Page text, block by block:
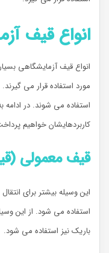
انواع قیف
انواع قیف آزمایشگاهی
مورد استفاده قرار می
استفاده می شوند. در ادامه
کاربردهایشان خواهیم
قیف معمولی
این وسیله بیشتر برای
استفاده می شود. از این
باریک نیز استفاده می شود.